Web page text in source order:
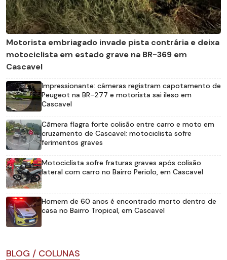
Motorista embriagado invade pista contrária e deixa
motociclista em estado grave na BR-369 em
Cascavel
Impressionante: câmeras registram capotamento de
Peugeot na BR-277 e motorista sai ileso em
Cascavel
Câmera flagra forte colisão entre carro e moto em
cruzamento de Cascavel; motociclista sofre
ferimentos graves
Motociclista sofre fraturas graves após colisão
lateral com carro no Bairro Periolo, em Cascavel
Homem de 60 anos é encontrado morto dentro de
casa no Bairro Tropical, em Cascavel
BLOG / COLUNAS